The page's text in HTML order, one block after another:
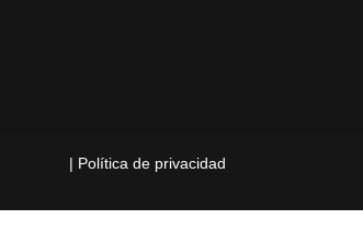
| Política de privacidad